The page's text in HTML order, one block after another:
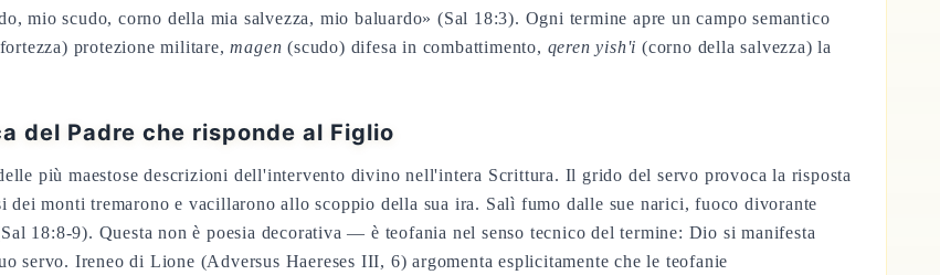
mio scudo, corno della mia salvezza, mio baluardo» (Sal 18:3). Ogni termine apre un campo semantico
protezione militare,magen (scudo) difesa in combattimento, qeren yish'i (corno della salvezza) la
del Padre che risponde al Figlio
più maestose descrizioni dell'intervento divino nell'intera Scrittura. Il grido del servo provoca la risposta
monti tremarono e vacillarono allo scoppio della sua ira. Salì fumo dalle sue narici, fuoco divorante
18:8-9). Questa non è poesia decorativa — è teofania nel senso tecnico del termine: Dio si manifesta
servo. Ireneo di Lione (Adversus Haereses III, 6) argomenta esplicitamente che le teofanie